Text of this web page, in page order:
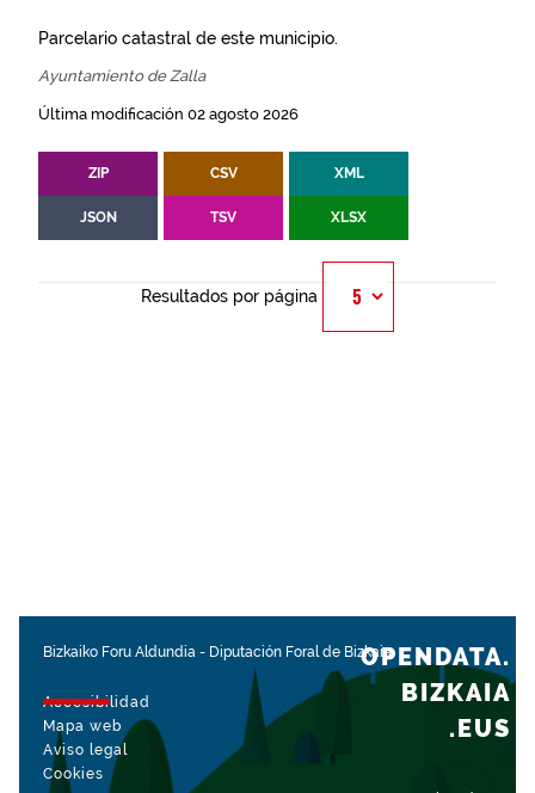
Parcelario catastral de este municipio.
Ayuntamiento de Zalla
Última modificación 02 agosto 2026
ZIP CSV XML
JSON TSV XLSX
Resultados por página
Bizkaiko Foru Aldundia - Diputación Foral de Bizkaia
Accesibilidad
Mapa web
Aviso legal
Cookies
OPENDATA.
BIZKAIA
.EUS